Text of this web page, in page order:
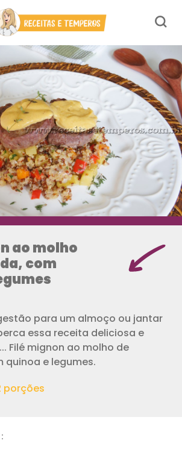
ao molho
com
para um almoço ou jantar
essa receita deliciosa e
Filé mignon ao molho de
quinoa e legumes.
porções